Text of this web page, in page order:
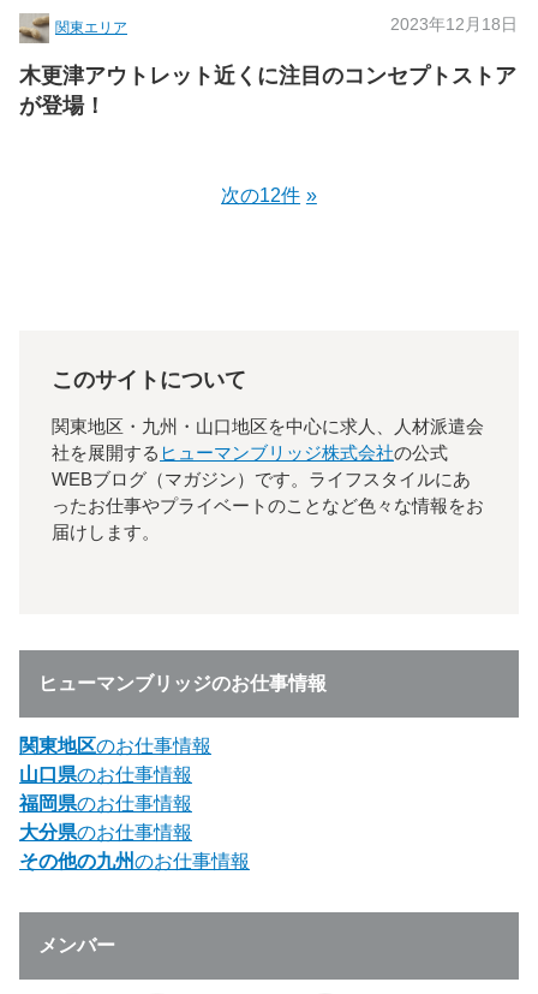
関東エリア 2023年12月18日
木更津アウトレット近くに注目のコンセプトストア
が登場！
次の12件
このサイトについて
関東地区・九州・山口地区を中心に求人、人材派遣会
社を展開する ヒューマンブリッジ株式会社の公式
WEBブログ（マガジン）です。ライフスタイルにあ
ったお仕事やプライベートのことなど色々な情報をお
届けします。
ヒューマンブリッジのお仕事情報
関東地区のお仕事情報
山口県のお仕事情報
福岡県のお仕事情報
大分県のお仕事情報
その他の九州のお仕事情報
メンバー